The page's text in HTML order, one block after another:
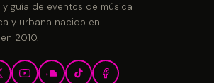
y guía de eventos de música
y urbana nacido en
2010.